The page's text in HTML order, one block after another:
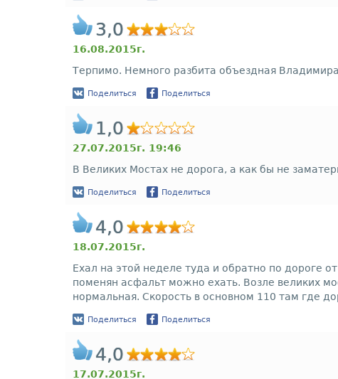
3,0
16.08.2015г.
Терпимо. Немного разбита объездная
Поделиться Поделиться
1,0
27.07.2015г. 19:46
В Великих Мостах не дорога, а как бы не
Поделиться Поделиться
4,0
18.07.2015г.
Ехал на этой неделе туда и обратно по дороге
поменян асфальт можно ехать. Возле великих
нормальная. Скорость в основном 110 там где
Поделиться Поделиться
4,0
17.07.2015г.